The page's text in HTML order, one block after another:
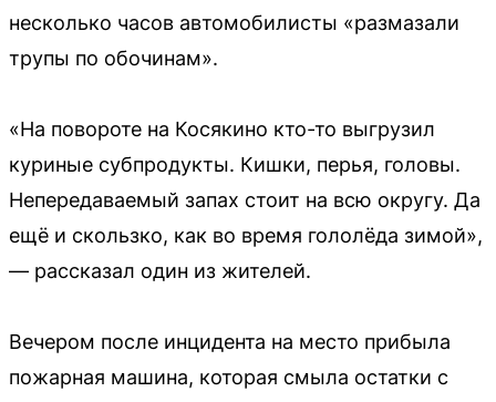
несколько часов автомобилисты «размазали
трупы по обочинам».
«На повороте на Косякино кто-то выгрузил
куриные субпродукты. Кишки, перья, головы.
Непередаваемый запах стоит на всю округу. Да
ещё и скользко, как во время гололёда зимой»,
— рассказал один из жителей.
Вечером после инцидента на место прибыла
пожарная машина, которая смыла остатки с